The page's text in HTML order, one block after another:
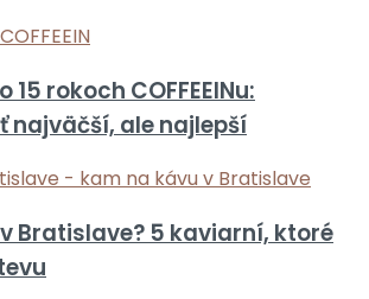
15 rokoch COFFEEINu:
najväčší, ale najlepší
Bratislave? 5 kaviarní, ktoré